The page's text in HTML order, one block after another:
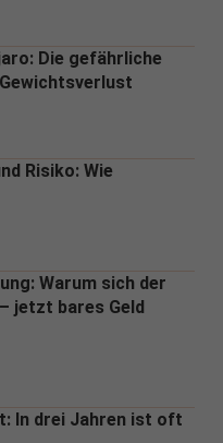
Die gefährliche
Risiko: Wie
Warum sich der
jetzt bares Geld
In drei Jahren ist oft